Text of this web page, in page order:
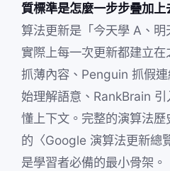
質標準是怎麼一步步疊加上
算法更新是「今天學 A、明
實際上每一次更新都建立
抓薄內容、Penguin 抓假
始理解語意、RankBrain
懂上下文。完整的演算法
的〈Google 演算法更新總
是學習者必備的最小骨架。